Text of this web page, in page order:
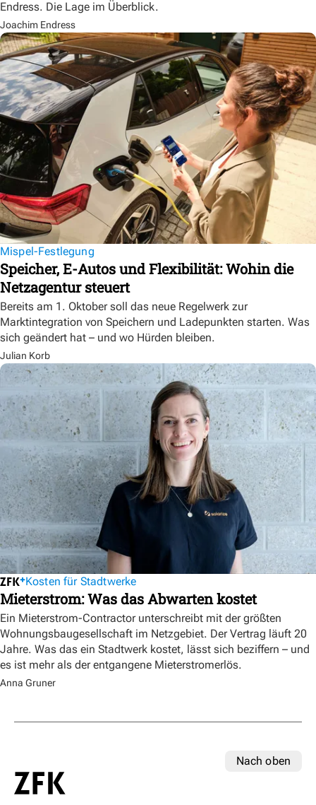
Endress. Die Lage im Überblick.
Joachim Endress
Mispel-Festlegung
Speicher, E-Autos und Flexibilität: Wohin die
Netzagentur steuert
Bereits am 1. Oktober soll das neue Regelwerk zur
Marktintegration von Speichern und Ladepunkten starten. Was
sich geändert hat – und wo Hürden bleiben.
Julian Korb
Kosten für Stadtwerke
Mieterstrom: Was das Abwarten kostet
Ein Mieterstrom-Contractor unterschreibt mit der größten
Wohnungsbaugesellschaft im Netzgebiet. Der Vertrag läuft 20
Jahre. Was das ein Stadtwerk kostet, lässt sich beziffern – und
es ist mehr als der entgangene Mieterstromerlös.
Anna Gruner
Nach oben